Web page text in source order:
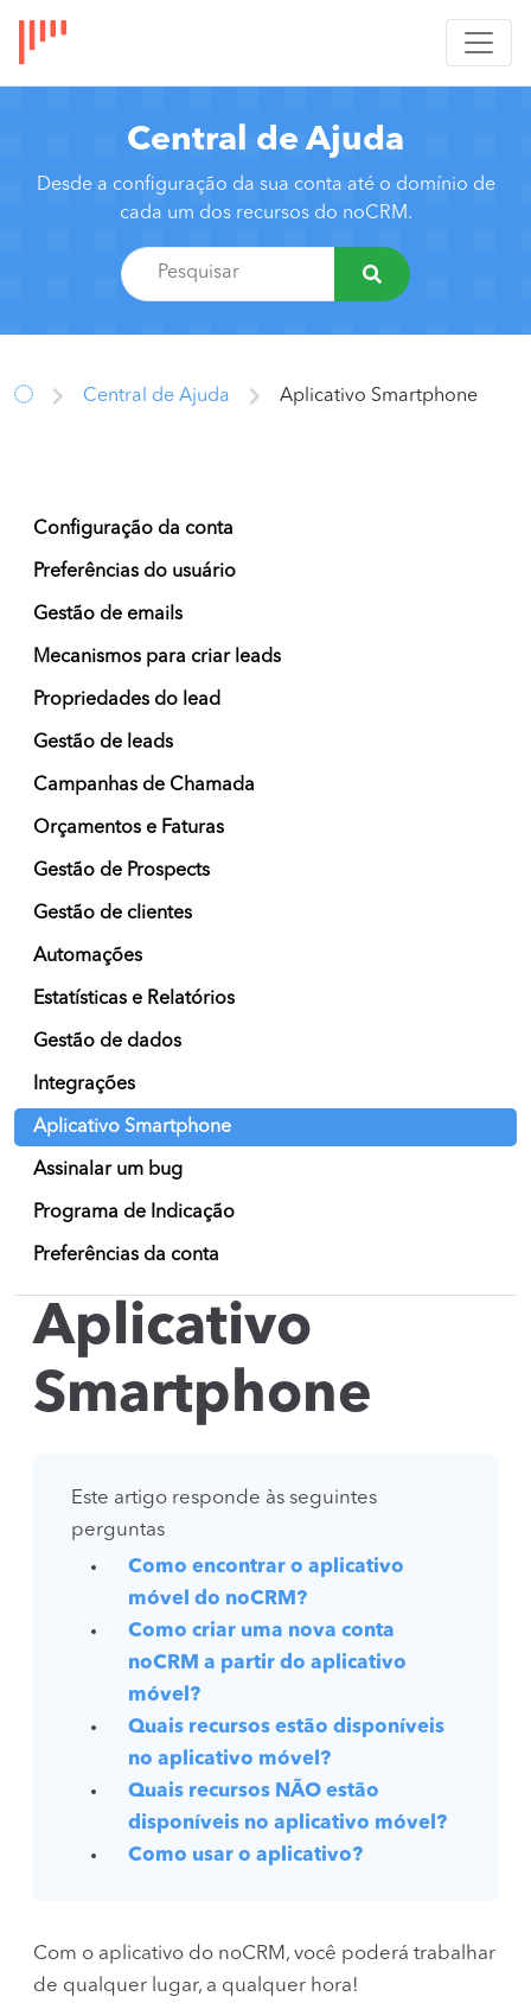
Central de Ajuda
Desde a configuração da sua conta até o domínio de
cada um dos recursos do noCRM.
Central de Ajuda Aplicativo Smartphone
Configuração da conta
Preferências do usuário
Gestão de emails
Mecanismos para criar leads
Propriedades do lead
Gestão de leads
Campanhas de Chamada
Orçamentos e Faturas
Gestão de Prospects
Gestão de clientes
Automações
Estatísticas e Relatórios
Gestão de dados
Integrações
Aplicativo Smartphone
Assinalar um bug
Programa de Indicação
Preferências da conta
Aplicativo
Smartphone
Este artigo responde às seguintes
perguntas
Como encontrar o aplicativo
móvel do noCRM?
Como criar uma nova conta
noCRM a partir do aplicativo
móvel?
Quais recursos estão disponíveis
no aplicativo móvel?
Quais recursos NÃO estão
disponíveis no aplicativo móvel?
Como usar o aplicativo?
Com o aplicativo do noCRM, você poderá trabalhar
de qualquer lugar, a qualquer hora!